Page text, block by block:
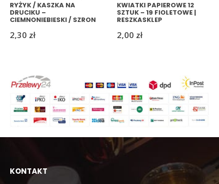
RYŻYK / KASZKA NA
DRUCIKU –
CIEMNONIEBIESKI / SZRON
2,30 zł
KWIATKI PAPIEROWE 12
SZTUK – 19 FIOLETOWE |
RESZKASKLEP
2,00 zł
KONTAKT